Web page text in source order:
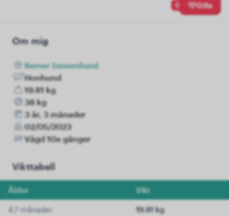
0 Gilla
Om mig
Berner Sennenhund
Honhund
19.81 kg
38 kg
3 år, 3 månader
02/05/2023
Vägd 10x gånger
Vikttabell
Ålder Vikt
4.7 månader 19.81 kg